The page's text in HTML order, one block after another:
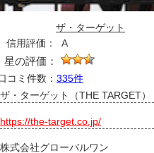
ザ・ターゲット
信用評価：
A
星の評価：
コミ件数： 335件
ザ・ターゲット（THE TARGET）
https://the-target.co.jp/
株式会社グローバルワン